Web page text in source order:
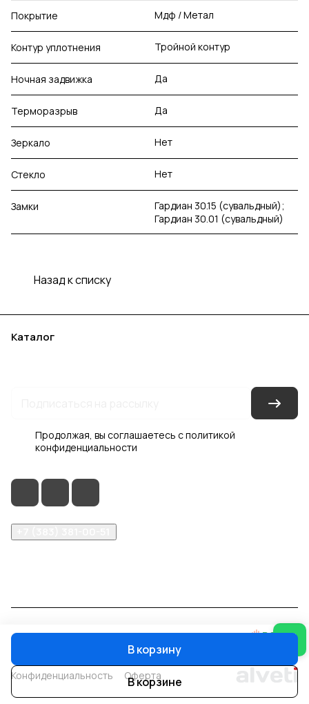
В корзину
В корзине
Покрытие Мдф / Метал
Контур уплотнения Тройной контур
Ночная задвижка Да
Терморазрыв Да
Зеркало Нет
Стекло Нет
Замки
Гардиан 30.15 (сувальдный);
Гардиан 30.01 (сувальдный)
Назад к списку
Каталог
Продолжая, вы соглашаетесь сполитикой
конфиденциальности
© 2026 Интер-Двери
Конфиденциальность Оферта